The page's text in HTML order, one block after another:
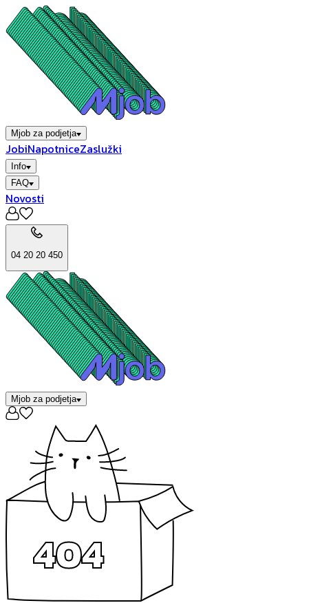
Mjob za podjetja
JobiNapotniceZaslužki
Info
FAQ
Novosti
04 20 20 450
Mjob za podjetja
404